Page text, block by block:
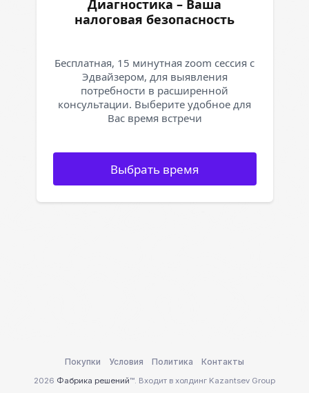
Диагностика – Ваша
налоговая безопасность
Бесплатная, 15 минутная zoom сессия с
Эдвайзером, для выявления
потребности в расширенной
консультации. Выберите удобное для
Вас время встречи
Выбрать время
2026 Фабрика решений™. Входит в холдинг Kazantsev Group
Покупки Условия Политика Контакты